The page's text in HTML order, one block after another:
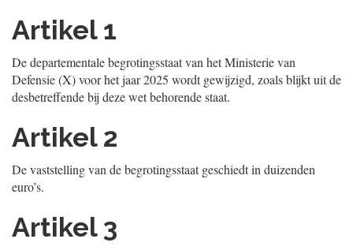
Artikel 1
De departementale begrotingsstaat van het Ministerie van
Defensie (X) voor het jaar 2025 wordt gewijzigd, zoals blijkt uit de
desbetreffende bij deze wet behorende staat.
Artikel 2
De vaststelling van de begrotingsstaat geschiedt in duizenden
euro’s.
Artikel 3